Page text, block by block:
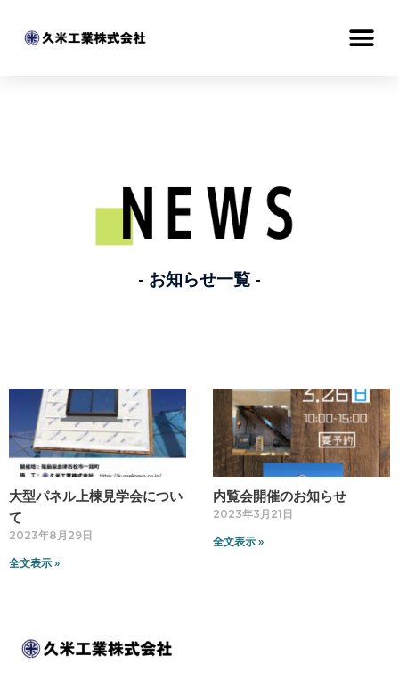
- お知らせ一覧 -
大型パネル上棟見学会につい
て
2023年8月29日
全文表示 »
内覧会開催のお知らせ
2023年3月21日
全文表示 »